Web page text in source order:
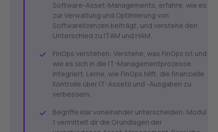
Software-Asset-Managements, erfahre, wie es
zur Verwaltung und Optimierung von
Softwarelizenzen beiträgt, und verstehe den
Unterschied zu ITAM und HAM.
FinOps verstehen: Verstehe, was FinOps ist und
wie es sich in die IT-Managementprozesse
integriert. Lerne, wie FinOps hilft, die finanzielle
Kontrolle über IT-Assets und -Ausgaben zu
verbessern.
Begriffe klar voneinander unterscheiden: Modul
1 vermittelt dir die Grundlagen der